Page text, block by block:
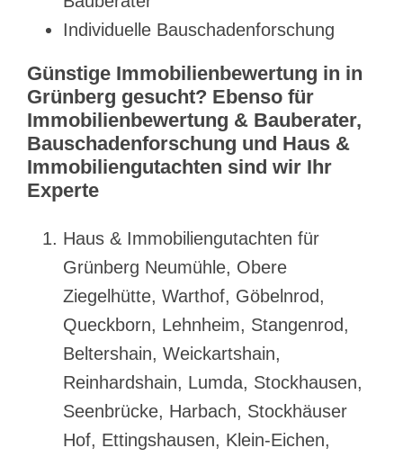
Individuelle Bauschadenforschung
Günstige Immobilienbewertung in in
Grünberg gesucht? Ebenso für
Immobilienbewertung & Bauberater,
Bauschadenforschung und Haus &
Immobiliengutachten sind wir Ihr
Experte
Haus & Immobiliengutachten für
Grünberg Neumühle, Obere
Ziegelhütte, Warthof, Göbelnrod,
Queckborn, Lehnheim, Stangenrod,
Beltershain, Weickartshain,
Reinhardshain, Lumda, Stockhausen,
Seenbrücke, Harbach, Stockhäuser
Hof, Ettingshausen, Klein-Eichen,